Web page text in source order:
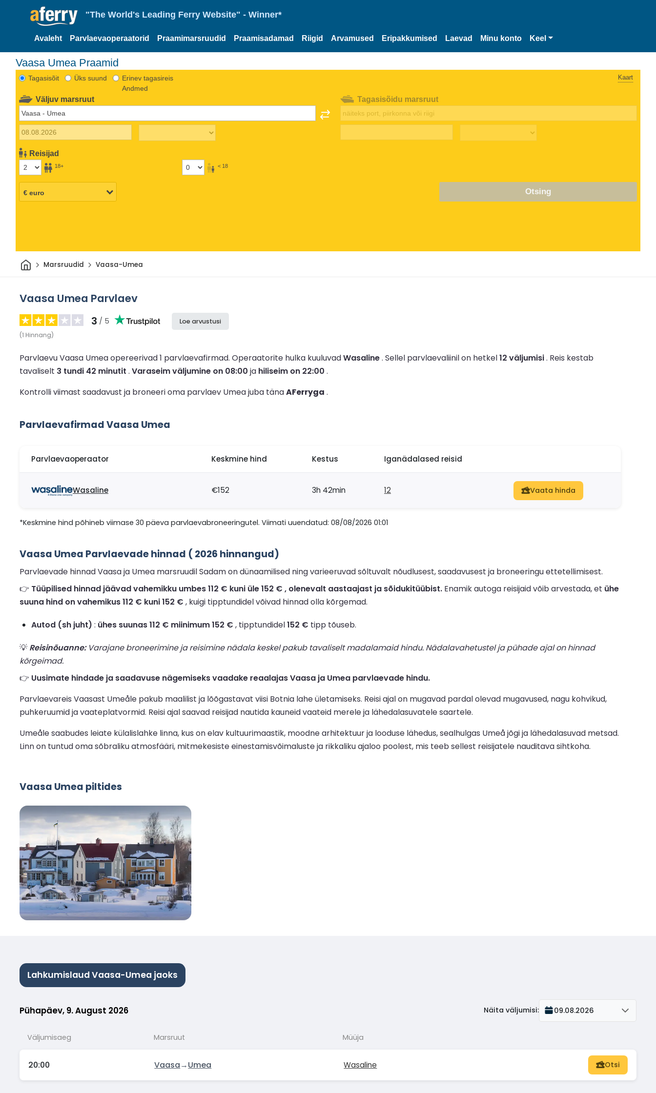
"The World's Leading Ferry Website" - Winner*
Avaleht Parvlaevaoperaatorid Praamimarsruudid Praamisadamad Riigid Arvamused Eripakkumised Laevad Minu konto Keel
Vaasa Umea Praamid
Tagasisõit Üks suund
Erinev tagasireis
Andmed
Kaart
Väljuv marsruut
Reisijad
18+ < 18
Tagasisõidu marsruut
Otsing
Avaleht
Marsruudid Vaasa-Umea
Vaasa Umea Parvlaev
3 / 5
(1 Hinnang)
Loe arvustusi
Parvlaevu Vaasa Umea opereerivad 1 parvlaevafirmad. Operaatorite hulka kuuluvadWasaline. Sellel parvlaevaliinil on hetkel12 väljumisi. Reis kestab
tavaliselt 3 tundi 42 minutit . Varaseim väljumine on 08:00 ja hiliseim on 22:00 .
Kontrolli viimast saadavust ja broneeri oma parvlaev Umea juba tänaAFerryga .
Parvlaevafirmad Vaasa Umea
Parvlaevaoperaator Keskmine hind Kestus Iganädalased reisid
Wasaline €152 3h 42min 12 Vaata hinda
*Keskmine hind põhineb viimase 30 päeva parvlaevabroneeringutel. Viimati uuendatud: 08/08/2026 01:01
Vaasa Umea Parvlaevade hinnad ( 2026 hinnangud)
Parvlaevade hinnad Vaasa ja Umea marsruudil Sadam on dünaamilised ning varieeruvad sõltuvalt nõudlusest, saadavusest ja broneeringu ettetellimisest.
👉 Tüüpilised hinnad jäävad vahemikku umbes 112 € kuni üle 152 € , olenevalt aastaajast ja sõidukitüübist. Enamik autoga reisijaid võib arvestada, et ühe
suuna hind on vahemikus 112 € kuni 152 € , kuigi tipptundidel võivad hinnad olla kõrgemad.
Autod (sh juht) : ühes suunas 112 € miinimum 152 € , tipptundidel152 € tipp tõuseb.
💡 Reisinõuanne:Varajane broneerimine ja reisimine nädala keskel pakub tavaliselt madalamaid hindu. Nädalavahetustel ja pühade ajal on hinnad
kõrgeimad.
👉 Uusimate hindade ja saadavuse nägemiseks vaadake reaalajas Vaasa ja Umea parvlaevade hindu.
Parvlaevareis Vaasast Umeåle pakub maalilist ja lõõgastavat viisi Botnia lahe ületamiseks. Reisi ajal on mugavad pardal olevad mugavused, nagu kohvikud,
puhkeruumid ja vaateplatvormid. Reisi ajal saavad reisijad nautida kauneid vaateid merele ja lähedalasuvatele saartele.
Umeåle saabudes leiate külalislahke linna, kus on elav kultuurimaastik, moodne arhitektuur ja looduse lähedus, sealhulgas Umeå jõgi ja lähedalasuvad metsad.
Linn on tuntud oma sõbraliku atmosfääri, mitmekesiste einestamisvõimaluste ja rikkaliku ajaloo poolest, mis teeb sellest reisijatele nauditava sihtkoha.
Vaasa Umea piltides
Lahkumislaud Vaasa-Umea jaoks
Pühapäev, 9. August 2026 Näita väljumisi: 09.08.2026
Väljumisaeg Marsruut Müüja
20:00 Vaasa→Umea Wasaline Otsi